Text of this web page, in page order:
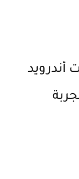
أندرويد